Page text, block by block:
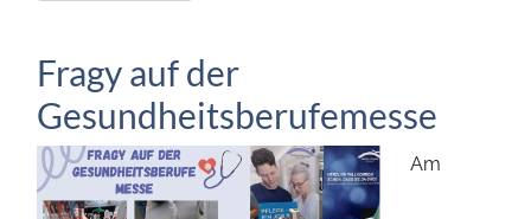
Fragy auf der
Gesundheitsberufemesse
Am